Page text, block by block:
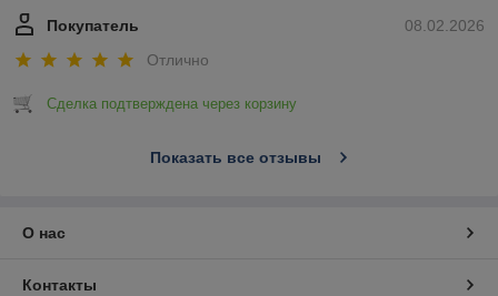
08.02.2026
Покупатель
Отлично
Сделка подтверждена через корзину
Показать все отзывы
О нас
Контакты